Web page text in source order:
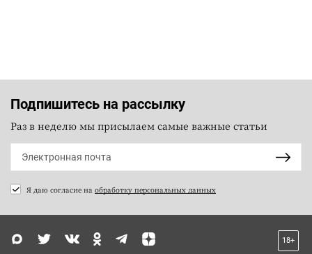
Подпишитесь на рассылку
Раз в неделю мы присылаем самые важные статьи
Я даю согласие на обработку персональных данных
18+